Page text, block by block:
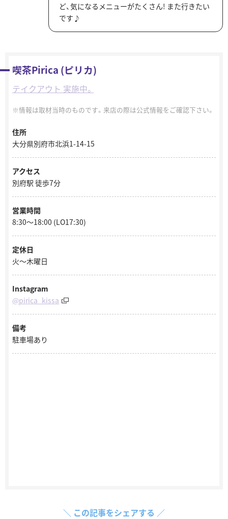
ど、気になるメニューがたくさん! また行きたい
です♪
喫茶Pirica (ピリカ)
テイクアウト 実施中。
情報は取材当時のものです。来店の際は公式情報をご確認下さい。
住所
大分県別府市北浜1-14-15
アクセス
別府駅 徒歩7分
営業時間
8:30～18:00 (LO17:30)
定休日
火～木曜日
Instagram
@pirica_kissa
備考
駐車場あり
＼ この記事をシェアする ／